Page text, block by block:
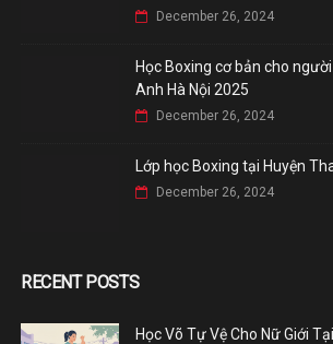
December 26, 2024
Học Boxing cơ bản cho
Anh Hà Nội 2025
December 26, 2024
Lớp học Boxing tại Huyện
December 26, 2024
RECENT POSTS
Học Võ Tự Vệ Cho Nữ Giới